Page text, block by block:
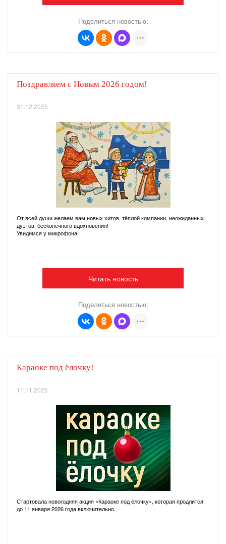
Поделиться новостью:
Поздравляем с Новым 2026 годом!
31.12.2025
От всей души желаем вам новых хитов, тёплой компании, неожиданных
дуэтов, бесконечного вдохновения!
Увидимся у микрофона!
Читать новость
Поделиться новостью:
Караоке под ёлочку!
11.11.2025
Стартовала новогодняя акция «Караоке под ёлочку», которая продлится
до 11 января 2026 года включительно.